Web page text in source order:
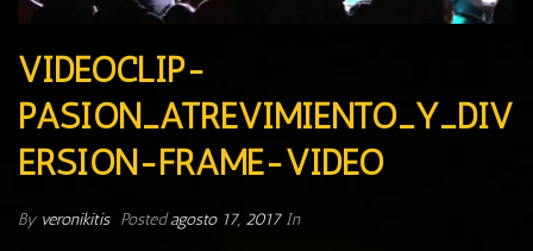
VIDEOCLIP-
PASION_ATREVIMIENTO_Y_DIV
ERSION-FRAME-VIDEO
By veronikitis Postedagosto 17, 2017In